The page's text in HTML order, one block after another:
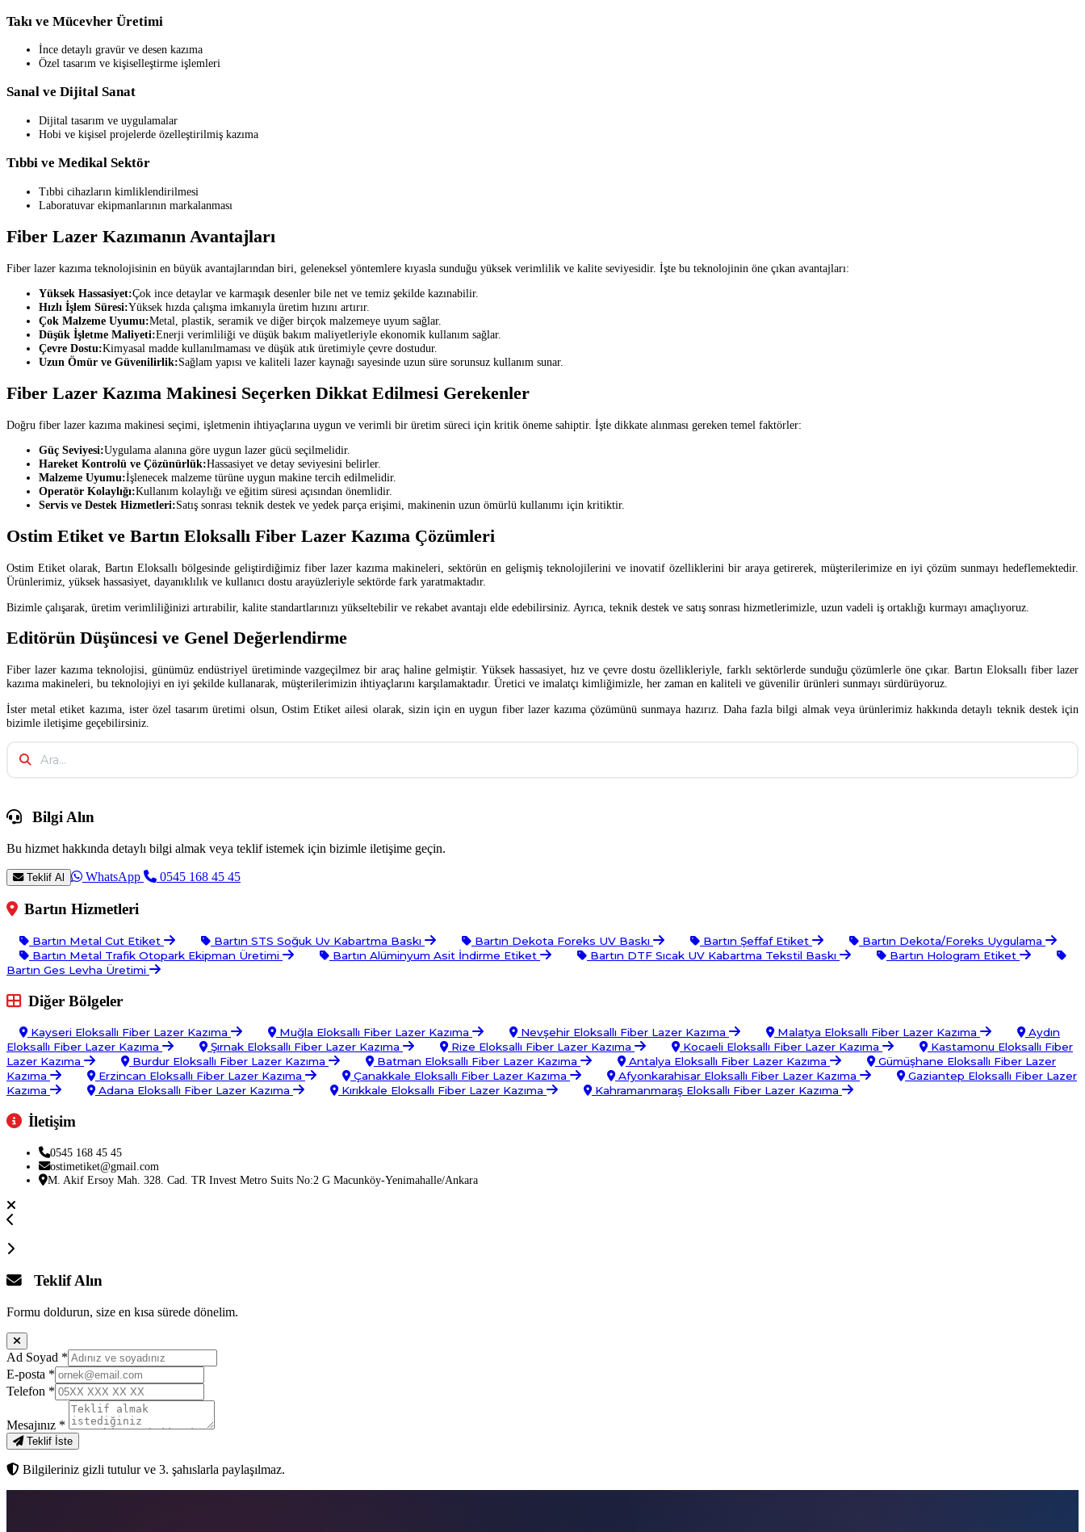
Takı ve Mücevher Üretimi
İnce detaylı gravür ve desen kazıma
Özel tasarım ve kişiselleştirme işlemleri
Sanal ve Dijital Sanat
Dijital tasarım ve uygulamalar
Hobi ve kişisel projelerde özelleştirilmiş kazıma
Tıbbi ve Medikal Sektör
Tıbbi cihazların kimliklendirilmesi
Laboratuvar ekipmanlarının markalanması
Fiber Lazer Kazımanın Avantajları
Fiber lazer kazıma teknolojisinin en büyük avantajlarından biri, geleneksel yöntemlere kıyasla sunduğu yüksek verimlilik ve kalite seviyesidir. İşte bu teknolojinin öne çıkan avantajları:
Yüksek Hassasiyet:Çok ince detaylar ve karmaşık desenler bile net ve temiz şekilde kazınabilir.
Hızlı İşlem Süresi:Yüksek hızda çalışma imkanıyla üretim hızını artırır.
Çok Malzeme Uyumu:Metal, plastik, seramik ve diğer birçok malzemeye uyum sağlar.
Düşük İşletme Maliyeti:Enerji verimliliği ve düşük bakım maliyetleriyle ekonomik kullanım sağlar.
Çevre Dostu:Kimyasal madde kullanılmaması ve düşük atık üretimiyle çevre dostudur.
Uzun Ömür ve Güvenilirlik:Sağlam yapısı ve kaliteli lazer kaynağı sayesinde uzun süre sorunsuz kullanım sunar.
Fiber Lazer Kazıma Makinesi Seçerken Dikkat Edilmesi Gerekenler
Doğru fiber lazer kazıma makinesi seçimi, işletmenin ihtiyaçlarına uygun ve verimli bir üretim süreci için kritik öneme sahiptir. İşte dikkate alınması gereken temel faktörler:
Güç Seviyesi:Uygulama alanına göre uygun lazer gücü seçilmelidir.
Hareket Kontrolü ve Çözünürlük:Hassasiyet ve detay seviyesini belirler.
Malzeme Uyumu:İşlenecek malzeme türüne uygun makine tercih edilmelidir.
Operatör Kolaylığı:Kullanım kolaylığı ve eğitim süresi açısından önemlidir.
Servis ve Destek Hizmetleri:Satış sonrası teknik destek ve yedek parça erişimi, makinenin uzun ömürlü kullanımı için kritiktir.
Ostim Etiket ve Bartın Eloksallı Fiber Lazer Kazıma Çözümleri
Ostim Etiket olarak, Bartın Eloksallı bölgesinde geliştirdiğimiz fiber lazer kazıma makineleri, sektörün en gelişmiş teknolojilerini ve inovatif özelliklerini bir araya getirerek, müşterilerimize en iyi çözüm sunmayı hedeflemektedir.
Ürünlerimiz, yüksek hassasiyet, dayanıklılık ve kullanıcı dostu arayüzleriyle sektörde fark yaratmaktadır.
Bizimle çalışarak, üretim verimliliğinizi artırabilir, kalite standartlarınızı yükseltebilir ve rekabet avantajı elde edebilirsiniz. Ayrıca, teknik destek ve satış sonrası hizmetlerimizle, uzun vadeli iş ortaklığı kurmayı amaçlıyoruz.
Editörün Düşüncesi ve Genel Değerlendirme
Fiber lazer kazıma teknolojisi, günümüz endüstriyel üretiminde vazgeçilmez bir araç haline gelmiştir. Yüksek hassasiyet, hız ve çevre dostu özellikleriyle, farklı sektörlerde sunduğu çözümlerle öne çıkar. Bartın Eloksallı fiber lazer
kazıma makineleri, bu teknolojiyi en iyi şekilde kullanarak, müşterilerimizin ihtiyaçlarını karşılamaktadır. Üretici ve imalatçı kimliğimizle, her zaman en kaliteli ve güvenilir ürünleri sunmayı sürdürüyoruz.
İster metal etiket kazıma, ister özel tasarım üretimi olsun, Ostim Etiket ailesi olarak, sizin için en uygun fiber lazer kazıma çözümünü sunmaya hazırız. Daha fazla bilgi almak veya ürünlerimiz hakkında detaylı teknik destek için
bizimle iletişime geçebilirsiniz.
Bilgi Alın
Bu hizmet hakkında detaylı bilgi almak veya teklif istemek için bizimle iletişime geçin.
Teklif Al WhatsApp 0545 168 45 45
Bartın Hizmetleri
Bartın Metal Cut Etiket Bartın STS Soğuk Uv Kabartma Baskı Bartın Dekota Foreks UV Baskı Bartın Şeffaf Etiket
Bartın Dekota/Foreks Uygulama
Bartın Metal Trafik Otopark Ekipman Üretimi
Bartın Alüminyum Asit İndirme Etiket Bartın DTF Sıcak UV Kabartma Tekstil Baskı
Bartın Hologram Etiket
Bartın Ges Levha Üretimi
Diğer Bölgeler
Kayseri Eloksallı Fiber Lazer Kazıma Muğla Eloksallı Fiber Lazer Kazıma Nevşehir Eloksallı Fiber Lazer Kazıma Malatya Eloksallı Fiber Lazer Kazıma
Aydın
Eloksallı Fiber Lazer Kazıma
Şırnak Eloksallı Fiber Lazer Kazıma Rize Eloksallı Fiber Lazer Kazıma Kocaeli Eloksallı Fiber Lazer Kazıma
Kastamonu Eloksallı Fiber
Lazer Kazıma
Burdur Eloksallı Fiber Lazer Kazıma Batman Eloksallı Fiber Lazer Kazıma Antalya Eloksallı Fiber Lazer Kazıma
Gümüşhane Eloksallı Fiber Lazer
Kazıma
Erzincan Eloksallı Fiber Lazer Kazıma Çanakkale Eloksallı Fiber Lazer Kazıma Afyonkarahisar Eloksallı Fiber Lazer Kazıma
Gaziantep Eloksallı Fiber Lazer
Kazıma
Adana Eloksallı Fiber Lazer Kazıma Kırıkkale Eloksallı Fiber Lazer Kazıma Kahramanmaraş Eloksallı Fiber Lazer Kazıma
İletişim
0545 168 45 45
ostimetiket@gmail.com
M. Akif Ersoy Mah. 328. Cad. TR Invest Metro Suits No:2 G Macunköy-Yenimahalle/Ankara
Teklif Alın
Formu doldurun, size en kısa sürede dönelim.
Ad Soyad *
E-posta *
Telefon *
Mesajınız *
Teklif İste
Bilgileriniz gizli tutulur ve 3. şahıslarla paylaşılmaz.